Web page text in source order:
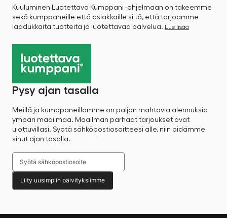
Kuuluminen Luotettava Kumppani -ohjelmaan on takeemme
sekä kumppaneille että asiakkaille siitä, että tarjoamme
laadukkaita tuotteita ja luotettavaa palvelua.
Lue lisää
Pysy ajan tasalla
Meillä ja kumppaneillamme on paljon mahtavia alennuksia
ympäri maailmaa. Maailman parhaat tarjoukset ovat
ulottuvillasi. Syötä sähköpostiosoitteesi alle, niin pidämme
sinut ajan tasalla.
Liity uusimpiin päivityksiimme